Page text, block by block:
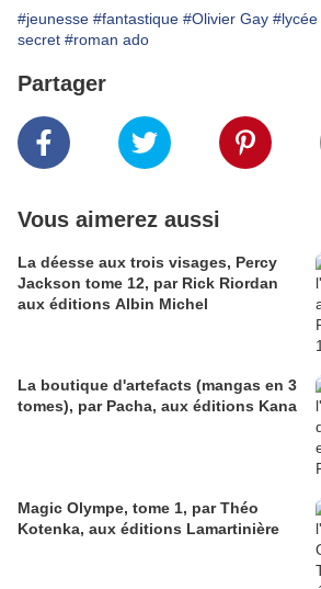
#jeunesse #fantastique #Olivier Gay #lycée
secret #roman ado
Partager
Vous aimerez aussi
La déesse aux trois visages, Percy
Jackson tome 12, par Rick Riordan
aux éditions Albin Michel
La boutique d'artefacts (mangas en 3
tomes), par Pacha, aux éditions Kana
Magic Olympe, tome 1, par Théo
Kotenka, aux éditions Lamartinière